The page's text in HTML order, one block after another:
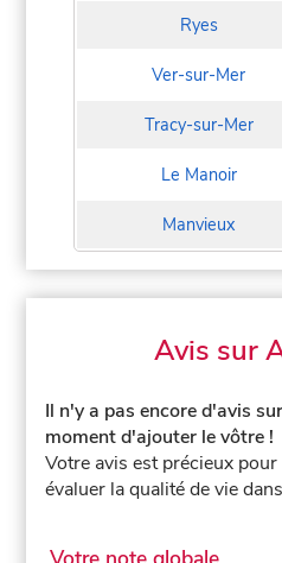
Ryes
Ver-sur-Mer
Tracy-sur-Mer
Le Manoir
Manvieux
Avis sur
Il n'y a pas encore d'avis
moment d'ajouter le vôtre !
Votre avis est précieux
évaluer la qualité de vie